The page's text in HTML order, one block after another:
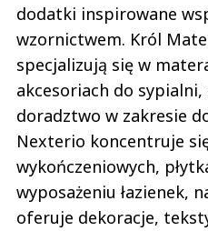
dodatki inspirowane
wzornictwem. Król
specjalizują się w
akcesoriach do
doradztwo w zakresie
Nexterio koncentruje
wykończeniowych,
wyposażeniu łazienek,
oferuje dekoracje,